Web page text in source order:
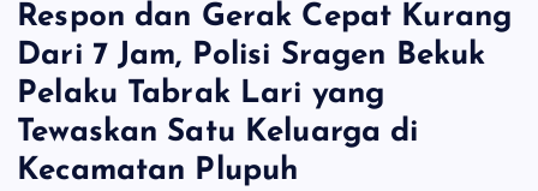
Respon dan Gerak Cepat Kurang
Dari 7 Jam, Polisi Sragen Bekuk
Pelaku Tabrak Lari yang
Tewaskan Satu Keluarga di
Kecamatan Plupuh